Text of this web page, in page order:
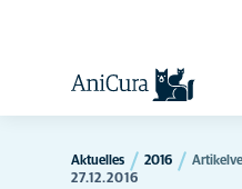
Aktuelles 2016
27.12.2016